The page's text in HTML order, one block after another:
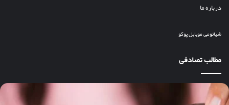
درباره ما
شیائومیموبایلپوکو
مطالب تصادفی